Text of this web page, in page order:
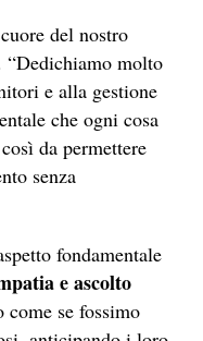
del nostro
“Dedichiamo molto
e alla gestione
che ogni cosa
da permettere
senza
fondamentale
e ascolto
se fossimo